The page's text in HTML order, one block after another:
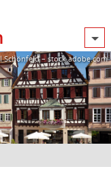
Schönfeld – stock.adobe.com